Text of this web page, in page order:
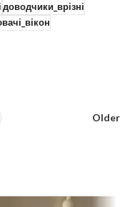
доводчики_врізні
Older